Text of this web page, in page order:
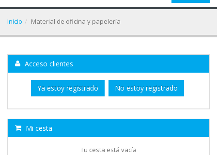
Inicio Material de oficina y papelería
Acceso clientes
Ya estoy registrado No estoy registrado
Mi cesta
Tu cesta está vacía